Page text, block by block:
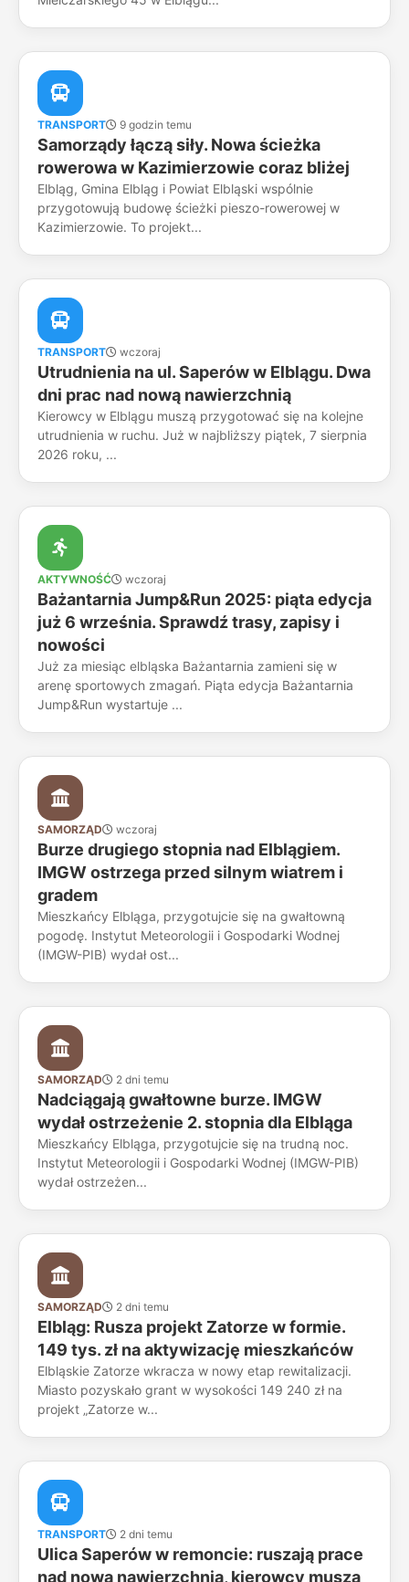
TRANSPORT 9 godzin temu
Samorządy łączą siły. Nowa ścieżka
rowerowa w Kazimierzowie coraz bliżej
Elbląg, Gmina Elbląg i Powiat Elbląski wspólnie
przygotowują budowę ścieżki pieszo-rowerowej w
Kazimierzowie. To projekt...
TRANSPORT wczoraj
Utrudnienia na ul. Saperów w Elblągu. Dwa
dni prac nad nową nawierzchnią
Kierowcy w Elblągu muszą przygotować się na kolejne
utrudnienia w ruchu. Już w najbliższy piątek, 7 sierpnia
2026 roku, ...
AKTYWNOŚĆ wczoraj
Bażantarnia Jump&Run 2025: piąta edycja
już 6 września. Sprawdź trasy, zapisy i
nowości
Już za miesiąc elbląska Bażantarnia zamieni się w
arenę sportowych zmagań. Piąta edycja Bażantarnia
Jump&Run wystartuje ...
SAMORZĄD wczoraj
Burze drugiego stopnia nad Elblągiem.
IMGW ostrzega przed silnym wiatrem i
gradem
Mieszkańcy Elbląga, przygotujcie się na gwałtowną
pogodę. Instytut Meteorologii i Gospodarki Wodnej
(IMGW-PIB) wydał ost...
SAMORZĄD 2 dni temu
Nadciągają gwałtowne burze. IMGW
wydał ostrzeżenie 2. stopnia dla Elbląga
Mieszkańcy Elbląga, przygotujcie się na trudną noc.
Instytut Meteorologii i Gospodarki Wodnej (IMGW-PIB)
wydał ostrzeżen...
SAMORZĄD 2 dni temu
Elbląg: Rusza projekt Zatorze w formie.
149 tys. zł na aktywizację mieszkańców
Elbląskie Zatorze wkracza w nowy etap rewitalizacji.
Miasto pozyskało grant w wysokości 149 240 zł na
projekt „Zatorze w...
TRANSPORT 2 dni temu
Ulica Saperów w remoncie: ruszają prace
nad nową nawierzchnią, kierowcy muszą